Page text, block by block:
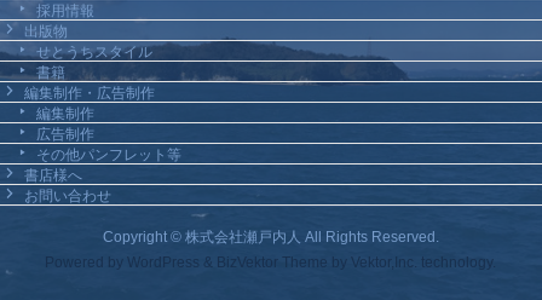
採用情報
出版物
せとうちスタイル
書籍
編集制作・広告制作
編集制作
広告制作
その他パンフレット等
書店様へ
お問い合わせ
Copyright © 株式会社瀬戸内人 All Rights Reserved.
Powered byWordPress & BizVektor Theme by Vektor,Inc. technology.